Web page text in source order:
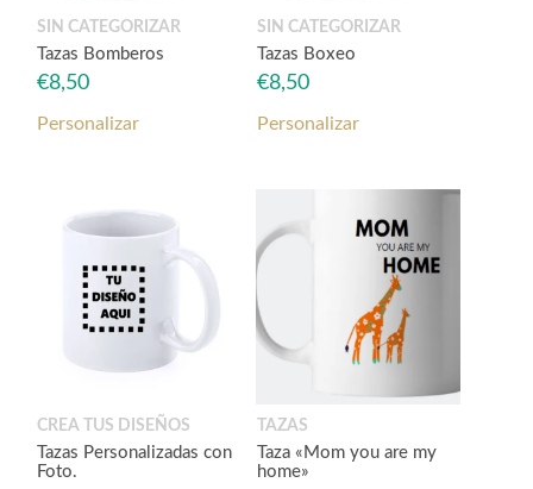
SIN CATEGORIZAR
Tazas Bomberos
€8,50
Personalizar
SIN CATEGORIZAR
Tazas Boxeo
€8,50
Personalizar
CREA TUS DISEÑOS
Tazas Personalizadas con
Foto.
TAZAS
Taza «Mom you are my
home»